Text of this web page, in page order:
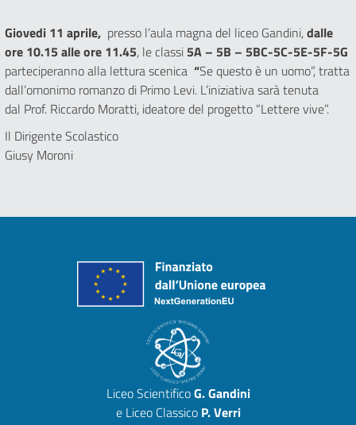
Giovedi 11 aprile, presso l’aula magna del liceo Gandini,dalle
ore 10.15 alle ore 11.45, le classi 5A – 5B – 5BC-5C-5E-5F-5G
parteciperanno alla lettura scenica “Se questo è un uomo”, tratta
dall’omonimo romanzo di Primo Levi. L’iniziativa sarà tenuta
dal Prof. Riccardo Moratti, ideatore del progetto “Lettere vive”.
Il Dirigente Scolastico
Giusy Moroni
Liceo ScientificoG. Gandini
e Liceo Classico P. Verri